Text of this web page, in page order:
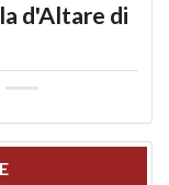
d'Altare di